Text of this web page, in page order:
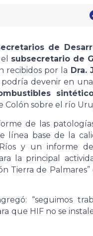
de
subsecretario de
recibidos por la Dra.
devenir en
Colón sobre el río
de las
línea base de la
y un informe
la principal
Tierra de
“seguimos
que HIF no se